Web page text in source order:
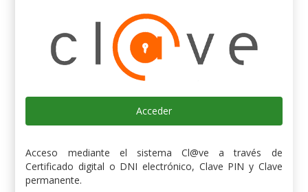
Acceder
Acceso mediante el sistema Cl@ve a través de
Certificado digital o DNI electrónico, Clave PIN y Clave
permanente.